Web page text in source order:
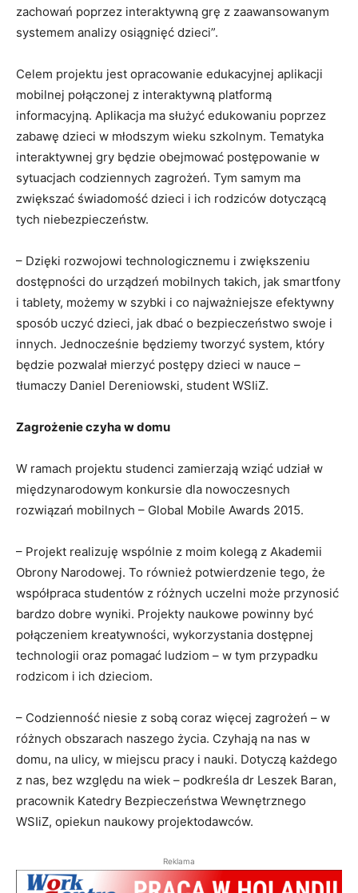
zachowań poprzez interaktywną grę z zaawansowanym
systemem analizy osiągnięć dzieci”.
Celem projektu jest opracowanie edukacyjnej aplikacji
mobilnej połączonej z interaktywną platformą
informacyjną. Aplikacja ma służyć edukowaniu poprzez
zabawę dzieci w młodszym wieku szkolnym. Tematyka
interaktywnej gry będzie obejmować postępowanie w
sytuacjach codziennych zagrożeń. Tym samym ma
zwiększać świadomość dzieci i ich rodziców dotyczącą
tych niebezpieczeństw.
– Dzięki rozwojowi technologicznemu i zwiększeniu
dostępności do urządzeń mobilnych takich, jak smartfony
i tablety, możemy w szybki i co najważniejsze efektywny
sposób uczyć dzieci, jak dbać o bezpieczeństwo swoje i
innych. Jednocześnie będziemy tworzyć system, który
będzie pozwalał mierzyć postępy dzieci w nauce –
tłumaczy Daniel Dereniowski, student WSIiZ.
Zagrożenie czyha w domu
W ramach projektu studenci zamierzają wziąć udział w
międzynarodowym konkursie dla nowoczesnych
rozwiązań mobilnych – Global Mobile Awards 2015.
– Projekt realizuję wspólnie z moim kolegą z Akademii
Obrony Narodowej. To również potwierdzenie tego, że
współpraca studentów z różnych uczelni może przynosić
bardzo dobre wyniki. Projekty naukowe powinny być
połączeniem kreatywności, wykorzystania dostępnej
technologii oraz pomagać ludziom – w tym przypadku
rodzicom i ich dzieciom.
– Codzienność niesie z sobą coraz więcej zagrożeń – w
różnych obszarach naszego życia. Czyhają na nas w
domu, na ulicy, w miejscu pracy i nauki. Dotyczą każdego
z nas, bez względu na wiek – podkreśla dr Leszek Baran,
pracownik Katedry Bezpieczeństwa Wewnętrznego
WSIiZ, opiekun naukowy projektodawców.
Reklama